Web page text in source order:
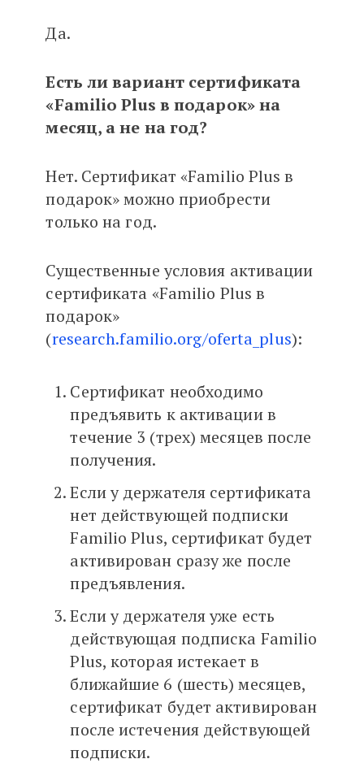
Да.
Есть ли вариант сертификата
«Familio Plus в подарок» на
месяц, а не на год?
Нет. Сертификат «Familio Plus в
подарок» можно приобрести
только на год.
Существенные условия активации
сертификата «Familio Plus в
подарок»
(research.familio.org/oferta_plus):
Сертификат необходимо
предъявить к активации в
течение 3 (трех) месяцев после
получения.
Если у держателя сертификата
нет действующей подписки
Familio Plus, сертификат будет
активирован сразу же после
предъявления.
Если у держателя уже есть
действующая подписка Familio
Plus, которая истекает в
ближайшие 6 (шесть) месяцев,
сертификат будет активирован
после истечения действующей
подписки.